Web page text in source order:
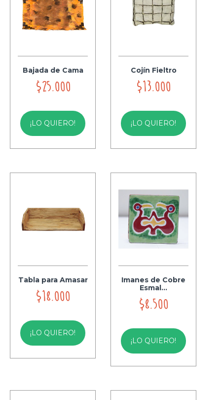
Bajada de Cama
$25.000
¡LO QUIERO!
Cojín Fieltro
$13.000
¡LO QUIERO!
Tabla para Amasar
$18.000
¡LO QUIERO!
Imanes de Cobre
Esmal...
$8.500
¡LO QUIERO!